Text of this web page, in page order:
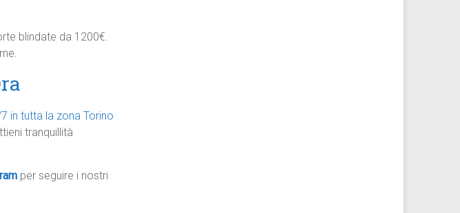
blindate da 1200€.
in tutta la zona Torino
tranquillità
per seguire i nostri